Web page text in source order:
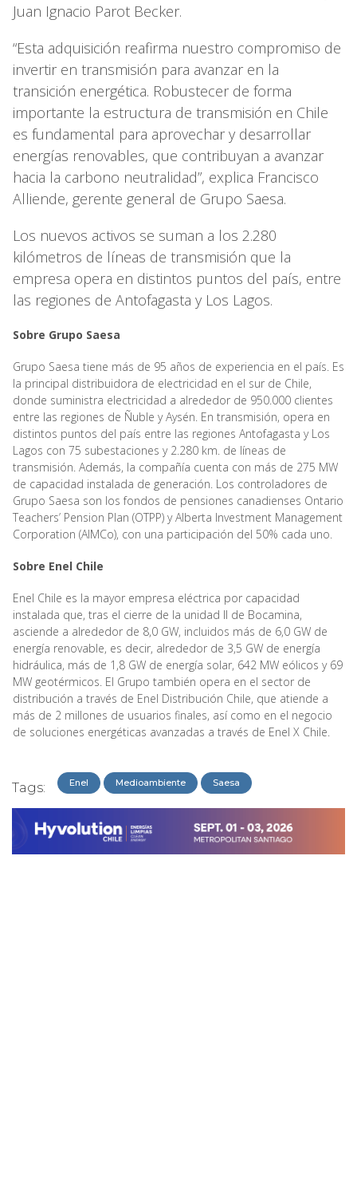
Juan Ignacio Parot Becker.
“Esta adquisición reafirma nuestro compromiso de
invertir en transmisión para avanzar en la
transición energética. Robustecer de forma
importante la estructura de transmisión en Chile
es fundamental para aprovechar y desarrollar
energías renovables, que contribuyan a avanzar
hacia la carbono neutralidad”, explica Francisco
Alliende, gerente general de Grupo Saesa.
Los nuevos activos se suman a los 2.280
kilómetros de líneas de transmisión que la
empresa opera en distintos puntos del país, entre
las regiones de Antofagasta y Los Lagos.
Sobre Grupo Saesa
Grupo Saesa tiene más de 95 años de experiencia en el país. Es
la principal distribuidora de electricidad en el sur de Chile,
donde suministra electricidad a alrededor de 950.000 clientes
entre las regiones de Ñuble y Aysén. En transmisión, opera en
distintos puntos del país entre las regiones Antofagasta y Los
Lagos con 75 subestaciones y 2.280 km. de líneas de
transmisión. Además, la compañía cuenta con más de 275 MW
de capacidad instalada de generación. Los controladores de
Grupo Saesa son los fondos de pensiones canadienses Ontario
Teachers’ Pension Plan (OTPP) y Alberta Investment Management
Corporation (AIMCo), con una participación del 50% cada uno.
Sobre Enel Chile
Enel Chile es la mayor empresa eléctrica por capacidad
instalada que, tras el cierre de la unidad II de Bocamina,
asciende a alrededor de 8,0 GW, incluidos más de 6,0 GW de
energía renovable, es decir, alrededor de 3,5 GW de energía
hidráulica, más de 1,8 GW de energía solar, 642 MW eólicos y 69
MW geotérmicos. El Grupo también opera en el sector de
distribución a través de Enel Distribución Chile, que atiende a
más de 2 millones de usuarios finales, así como en el negocio
de soluciones energéticas avanzadas a través de Enel X Chile.
Tags: Enel Medioambiente Saesa